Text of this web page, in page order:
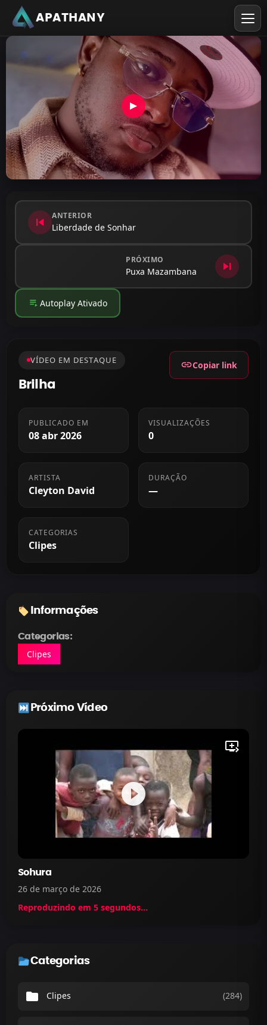
APATHANY
skip_previous ANTERIOR
Liberdade de Sonhar
PRÓXIMO
Puxa Mazambana skip_next
playlist_play Autoplay Ativado
VÍDEO EM DESTAQUE
Brilha
linkCopiar link
PUBLICADO EM
08 abr 2026
VISUALIZAÇÕES
0
ARTISTA
Cleyton David
DURAÇÃO
—
CATEGORIAS
Clipes
Informações
Categorias:
Clipes
Próximo Vídeo
play_circle_filled
queue_play_next
Sohura
26 de março de 2026
Reproduzindo em 5 segundos...
Categorias
folder Clipes (284)